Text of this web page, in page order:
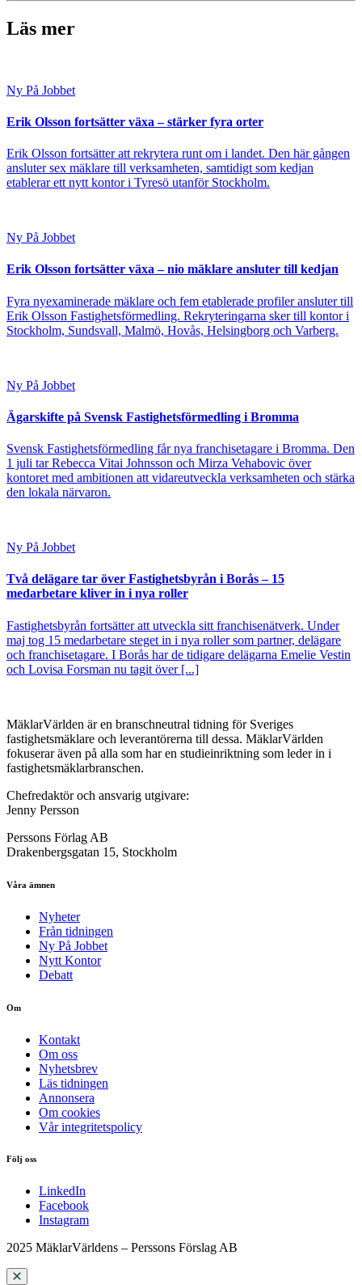
Läs mer
Ny På Jobbet
Erik Olsson fortsätter växa – stärker fyra orter
Erik Olsson fortsätter att rekrytera runt om i landet. Den här gången
ansluter sex mäklare till verksamheten, samtidigt som kedjan
etablerar ett nytt kontor i Tyresö utanför Stockholm.
Ny På Jobbet
Erik Olsson fortsätter växa – nio mäklare ansluter till kedjan
Fyra nyexaminerade mäklare och fem etablerade profiler ansluter till
Erik Olsson Fastighetsförmedling. Rekryteringarna sker till kontor i
Stockholm, Sundsvall, Malmö, Hovås, Helsingborg och Varberg.
Ny På Jobbet
Ägarskifte på Svensk Fastighetsförmedling i Bromma
Svensk Fastighetsförmedling får nya franchisetagare i Bromma. Den
1 juli tar Rebecca Vitai Johnsson och Mirza Vehabovic över
kontoret med ambitionen att vidareutveckla verksamheten och stärka
den lokala närvaron.
Ny På Jobbet
Två delägare tar över Fastighetsbyrån i Borås – 15
medarbetare kliver in i nya roller
Fastighetsbyrån fortsätter att utveckla sitt franchisenätverk. Under
maj tog 15 medarbetare steget in i nya roller som partner, delägare
och franchisetagare. I Borås har de tidigare delägarna Emelie Vestin
och Lovisa Forsman nu tagit över [...]
MäklarVärlden är en branschneutral tidning för Sveriges
fastighetsmäklare och leverantörerna till dessa. MäklarVärlden
fokuserar även på alla som har en studieinriktning som leder in i
fastighetsmäklarbranschen.
Chefredaktör och ansvarig utgivare:
Jenny Persson
Perssons Förlag AB
Drakenbergsgatan 15, Stockholm
Våra ämnen
Nyheter
Från tidningen
Ny På Jobbet
Nytt Kontor
Debatt
Om
Kontakt
Om oss
Nyhetsbrev
Läs tidningen
Annonsera
Om cookies
Vår integritetspolicy
Följ oss
LinkedIn
Facebook
Instagram
2025 MäklarVärldens – Perssons Förslag AB